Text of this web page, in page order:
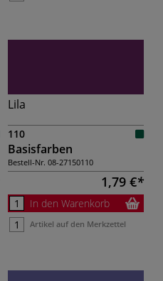
Lila
110
Basisfarben
Bestell-Nr. 08-27150110
1,79 €
In den Warenkorb
Artikel auf den Merkzettel